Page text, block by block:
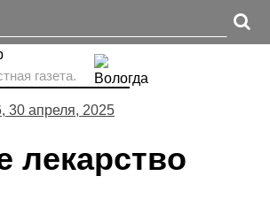
газета.
30 апреля, 2025
лекарство